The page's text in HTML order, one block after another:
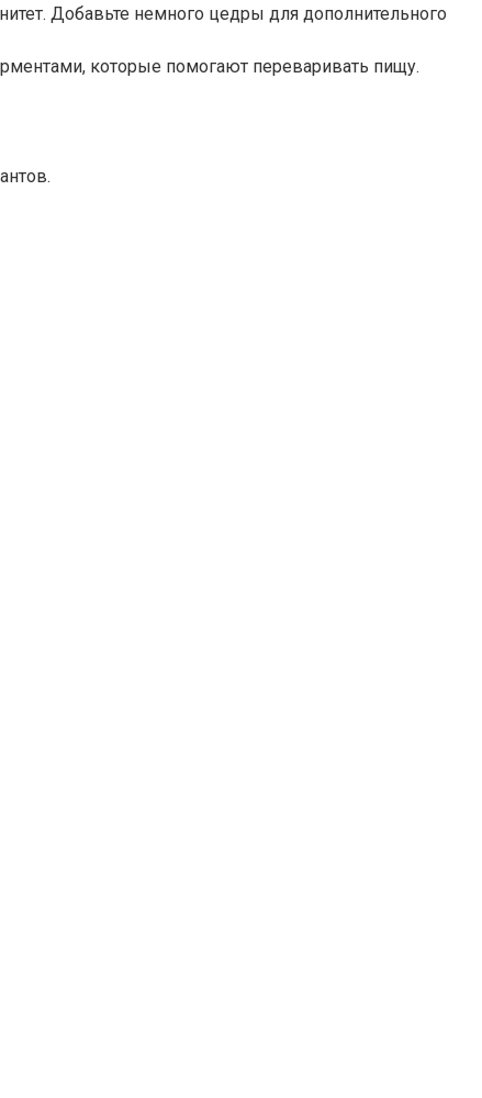
Добавьте немного цедры для дополнительного
которые помогают переваривать пищу.